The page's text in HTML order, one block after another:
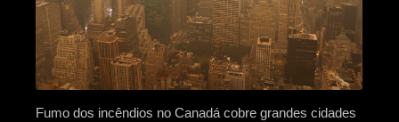
Fumo dos incêndios no Canadá cobre grandes cidades